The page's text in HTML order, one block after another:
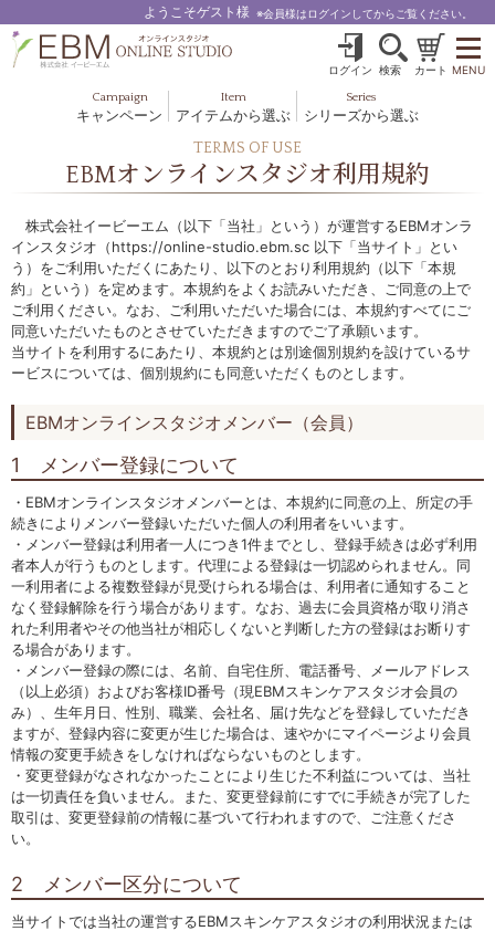
ようこそゲスト様 ※会員様はログインしてからご覧ください。
ログイン 検索 カート
Campaign
キャンペーン
Item
アイテムから選ぶ
ボディケア
ヘア＆スカルプ
健美食品
Series
シリーズから選ぶ
ブルームオーラ.
ルナゾーム
ナチュラルバイブレーション.28
アクアイーズ
マザーズエンブレイス
SAVC
ラボライン
ローズガルヴァーニ
アールジー
ミライワ
E.E
セブンセンシズ
ヘアラスター
太古の記憶
MENU
TERMS OF USE
EBMオンラインスタジオ利用規約
株式会社イービーエム（以下「当社」という）が運営するEBMオンラ
インスタジオ（https://online-studio.ebm.sc 以下「当サイト」とい
う）をご利用いただくにあたり、以下のとおり利用規約（以下「本規
約」という）を定めます。本規約をよくお読みいただき、ご同意の上で
ご利用ください。なお、ご利用いただいた場合には、本規約すべてにご
同意いただいたものとさせていただきますのでご了承願います。
当サイトを利用するにあたり、本規約とは別途個別規約を設けているサ
ービスについては、個別規約にも同意いただくものとします。
EBMオンラインスタジオメンバー（会員）
1 メンバー登録について
・EBMオンラインスタジオメンバーとは、本規約に同意の上、所定の手
続きによりメンバー登録いただいた個人の利用者をいいます。
・メンバー登録は利用者一人につき1件までとし、登録手続きは必ず利用
者本人が行うものとします。代理による登録は一切認められません。同
一利用者による複数登録が見受けられる場合は、利用者に通知すること
なく登録解除を行う場合があります。なお、過去に会員資格が取り消さ
れた利用者やその他当社が相応しくないと判断した方の登録はお断りす
る場合があります。
・メンバー登録の際には、名前、自宅住所、電話番号、メールアドレス
（以上必須）およびお客様ID番号（現EBMスキンケアスタジオ会員の
み）、生年月日、性別、職業、会社名、届け先などを登録していただき
ますが、登録内容に変更が生じた場合は、速やかにマイページより会員
情報の変更手続きをしなければならないものとします。
・変更登録がなされなかったことにより生じた不利益については、当社
は一切責任を負いません。また、変更登録前にすでに手続きが完了した
取引は、変更登録前の情報に基づいて行われますので、ご注意くださ
い。
2 メンバー区分について
当サイトでは当社の運営するEBMスキンケアスタジオの利用状況または